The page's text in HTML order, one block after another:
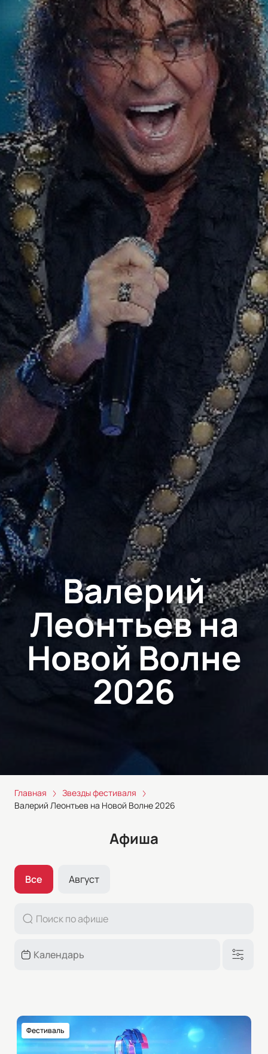
Валерий
Леонтьев на
Новой Волне
2026
Главная
Звезды фестиваля
Валерий Леонтьев на Новой Волне 2026
Афиша
Все Август
Фестиваль